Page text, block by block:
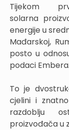
Tijekom
solarna
energije u
Mađarskoj,
posto u
podaci Embera.
To je
cjelini i
razdoblju
proizvođača u